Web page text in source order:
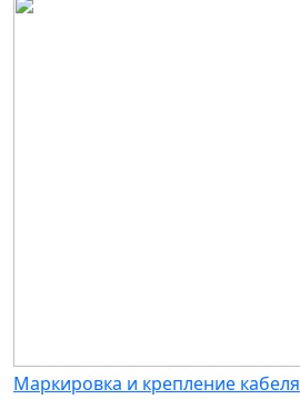
Маркировка и крепление кабеля